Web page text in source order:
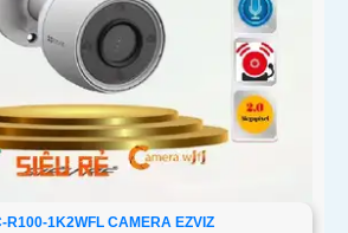
R100-1K2WFL CAMERA EZVIZ